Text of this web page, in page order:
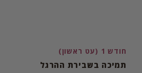
חודש 1 (עט ראשון)
תמיכה בשבירת ההרגל